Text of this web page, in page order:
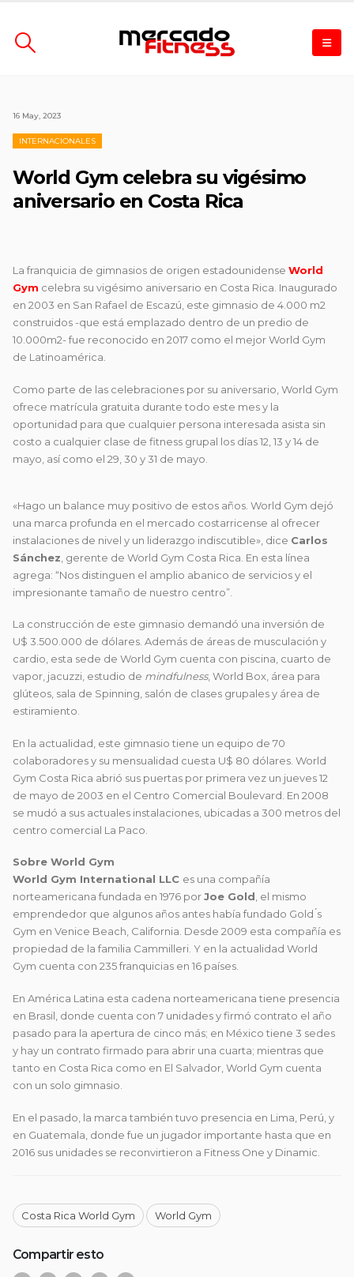
16 May, 2023
INTERNACIONALES
World Gym celebra su vigésimo
aniversario en Costa Rica
La franquicia de gimnasios de origen estadounidense World
Gym celebra su vigésimo aniversario en Costa Rica. Inaugurado
en 2003 en San Rafael de Escazú, este gimnasio de 4.000 m2
construidos -que está emplazado dentro de un predio de
10.000m2- fue reconocido en 2017 como el mejor World Gym
de Latinoamérica.
Como parte de las celebraciones por su aniversario, World Gym
ofrece matrícula gratuita durante todo este mes y la
oportunidad para que cualquier persona interesada asista sin
costo a cualquier clase de fitness grupal los días 12, 13 y 14 de
mayo, así como el 29, 30 y 31 de mayo.
«Hago un balance muy positivo de estos años. World Gym dejó
una marca profunda en el mercado costarricense al ofrecer
instalaciones de nivel y un liderazgo indiscutible», dice Carlos
Sánchez , gerente de World Gym Costa Rica. En esta línea
agrega: “Nos distinguen el amplio abanico de servicios y el
impresionante tamaño de nuestro centro”.
La construcción de este gimnasio demandó una inversión de
U$ 3.500.000 de dólares. Además de áreas de musculación y
cardio, esta sede de World Gym cuenta con piscina, cuarto de
vapor, jacuzzi, estudio de mindfulness, World Box, área para
glúteos, sala de Spinning, salón de clases grupales y área de
estiramiento.
En la actualidad, este gimnasio tiene un equipo de 70
colaboradores y su mensualidad cuesta U$ 80 dólares. World
Gym Costa Rica abrió sus puertas por primera vez un jueves 12
de mayo de 2003 en el Centro Comercial Boulevard. En 2008
se mudó a sus actuales instalaciones, ubicadas a 300 metros del
centro comercial La Paco.
Sobre World Gym
World Gym International LLC es una compañía
norteamericana fundada en 1976 porJoe Gold, el mismo
emprendedor que algunos años antes había fundado Gold ́s
Gym en Venice Beach, California. Desde 2009 esta compañía es
propiedad de la familia Cammilleri. Y en la actualidad World
Gym cuenta con 235 franquicias en 16 países.
En América Latina esta cadena norteamericana tiene presencia
en Brasil, donde cuenta con 7 unidades y firmó contrato el año
pasado para la apertura de cinco más; en México tiene 3 sedes
y hay un contrato firmado para abrir una cuarta; mientras que
tanto en Costa Rica como en El Salvador, World Gym cuenta
con un solo gimnasio.
En el pasado, la marca también tuvo presencia en Lima, Perú, y
en Guatemala, donde fue un jugador importante hasta que en
2016 sus unidades se reconvirtieron a Fitness One y Dinamic.
Costa Rica World Gym World Gym
Compartir esto